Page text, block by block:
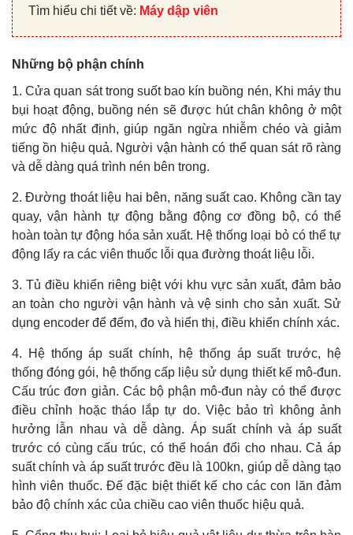
Tìm hiểu chi tiết về: Máy dập viên
Những bộ phận chính
1. Cửa quan sát trong suốt bao kín buồng nén, Khi máy thu
bụi hoạt động, buồng nén sẽ được hút chân không ở một
mức độ nhất định, giúp ngăn ngừa nhiễm chéo và giảm
tiếng ồn hiệu quả. Người vận hành có thể quan sát rõ ràng
và dễ dàng quá trình nén bên trong.
2. Đường thoát liệu hai bên, năng suất cao. Không cần tay
quay, vận hành tự động bằng động cơ đồng bộ, có thể
hoàn toàn tự động hóa sản xuất. Hệ thống loại bỏ có thể tự
động lấy ra các viên thuốc lỗi qua đường thoát liệu lỗi.
3. Tủ điều khiển riêng biệt với khu vực sản xuất, đảm bảo
an toàn cho người vận hành và vệ sinh cho sản xuất. Sử
dụng encoder để đếm, đo và hiển thị, điều khiển chính xác.
4. Hệ thống áp suất chính, hệ thống áp suất trước, hệ
thống đóng gói, hệ thống cấp liệu sử dụng thiết kế mô-đun.
Cấu trúc đơn giản. Các bộ phận mô-đun này có thể được
điều chỉnh hoặc tháo lắp tự do. Việc bảo trì không ảnh
hưởng lẫn nhau và dễ dàng. Áp suất chính và áp suất
trước có cùng cấu trúc, có thể hoán đổi cho nhau. Cả áp
suất chính và áp suất trước đều là 100kn, giúp dễ dàng tạo
hình viên thuốc. Đế đặc biệt thiết kế cho các con lăn đảm
bảo độ chính xác của chiều cao viên thuốc hiệu quả.